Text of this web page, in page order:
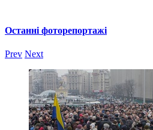
Останні фоторепортажі
Prev Next